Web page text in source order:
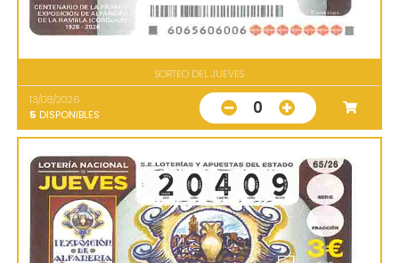
SORTEO DEL JUEVES
13/08/2026
5 DISPONIBLES 0